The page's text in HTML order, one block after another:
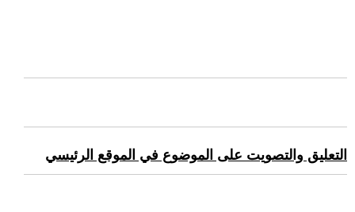
التعليق والتصويت على الموضوع في الموقع الرئيسي